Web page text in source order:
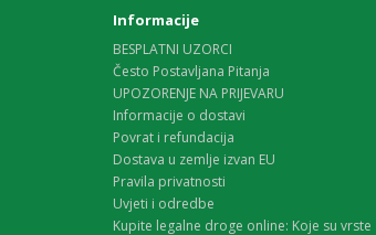
Informacije
BESPLATNI UZORCI
Često Postavljana Pitanja
UPOZORENJE NA PRIJEVARU
Informacije o dostavi
Povrat i refundacija
Dostava u zemlje izvan EU
Pravila privatnosti
Uvjeti i odredbe
Kupite legalne droge online: Koje su vrste